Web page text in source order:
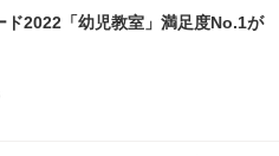
ド2022「幼児教室」満足度No.1が